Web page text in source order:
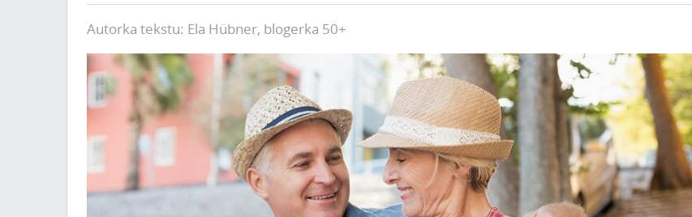
Autorka tekstu: Ela Hübner, blogerka 50+